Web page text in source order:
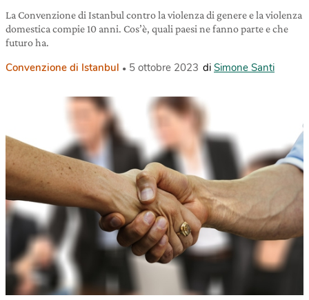
La Convenzione di Istanbul contro la violenza di genere e la violenza
domestica compie 10 anni. Cos’è, quali paesi ne fanno parte e che
futuro ha.
Convenzione di Istanbul 5 ottobre 2023 di Simone Santi